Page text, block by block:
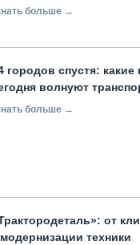
больше →
городов спустя:
волнуют
больше →
от
техники